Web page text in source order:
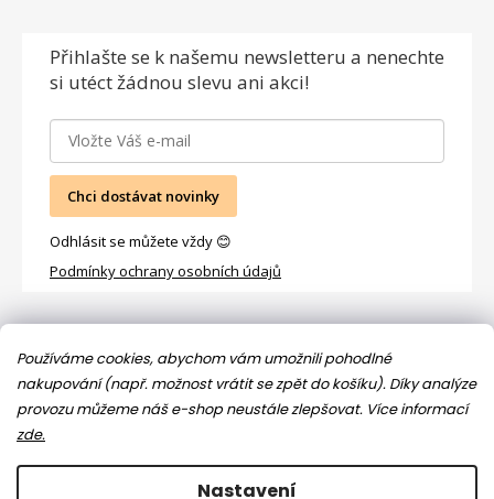
Používáme cookies, abychom vám umožnili pohodlné
nakupování (např. možnost vrátit se zpět do košíku). Díky analýze
provozu můžeme náš e-shop neustále zlepšovat. Více informací
zde.
Nastavení
Přihlašte se k našemu newsletteru a nenechte
si utéct žádnou slevu ani akci!
Chci dostávat novinky
Odhlásit se můžete vždy 😊
Podmínky ochrany osobních údajů
Facebook